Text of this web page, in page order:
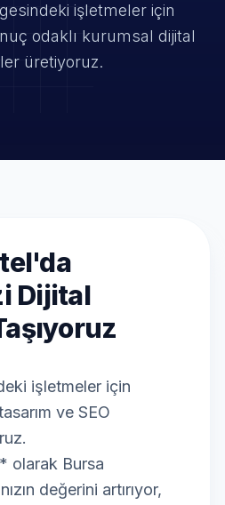
işletmeler için
odaklı kurumsal dijital
üretiyoruz.
Dijital
işletmeler için
ve SEO
olarak Bursa
değerini artırıyor,